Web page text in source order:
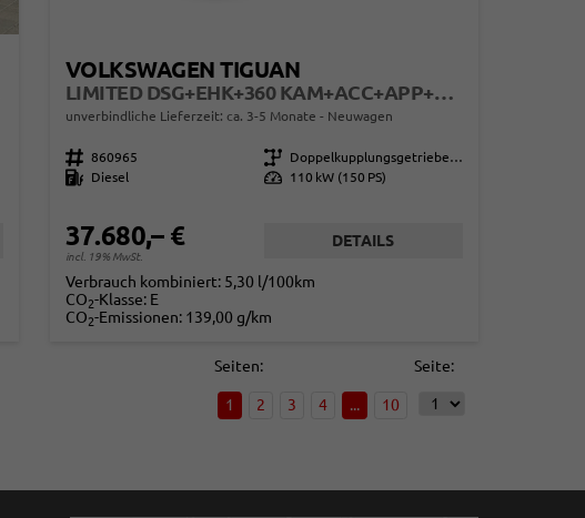
VOLKSWAGEN TIGUAN
LIMITED DSG+EHK+360 KAM+ACC+APP+LED PLUS+17" LM+KLIMA
unverbindliche Lieferzeit: ca. 3-5 Monate Neuwagen
Fahrzeugnr. 860965 Getriebe
Doppelkupplungsgetriebe (DSG)
Kraftstoff
Diesel Leistung 110 kW (150 PS)
37.680,– €
incl. 19% MwSt.
DETAILS
Verbrauch kombiniert: 5,30 l/100km
CO2-Klasse: E
CO2-Emissionen: 139,00 g/km
Seite:
Seiten:
1 2 3 4 ... 10